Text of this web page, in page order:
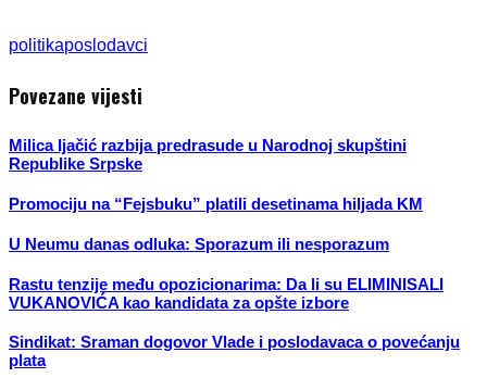
politikaposlodavci
Povezane vijesti
Milica Ijačić razbija predrasude u Narodnoj skupštini
Republike Srpske
Promociju na “Fejsbuku” platili desetinama hiljada KM
U Neumu danas odluka: Sporazum ili nesporazum
Rastu tenzije među opozicionarima: Da li su ELIMINISALI
VUKANOVIĆA kao kandidata za opšte izbore
Sindikat: Sraman dogovor Vlade i poslodavaca o povećanju
plata